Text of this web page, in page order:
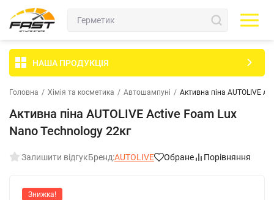
НАША ПРОДУКЦІЯ
Головна / Хімія та косметика / Автошампуні / Активна піна AUTOLIVE
Активна піна AUTOLIVE Active Foam Lux
Nano Technology 22кг
Залишити відгукБренд:AUTOLIVE Обране Порівняння
Знижка!